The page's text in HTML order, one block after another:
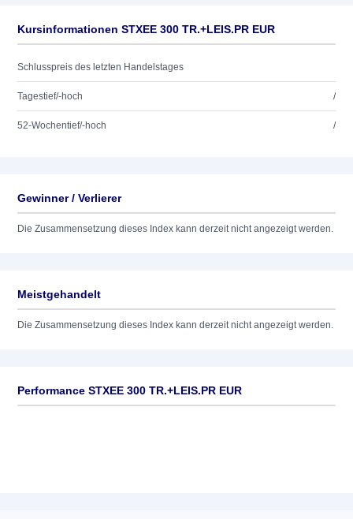
Kursinformationen STXEE 300 TR.+LEIS.PR EUR
Schlusspreis des letzten Handelstages
Tagestief/-hoch /
52-Wochentief/-hoch /
Gewinner / Verlierer
Die Zusammensetzung dieses Index kann derzeit nicht angezeigt werden.
Meistgehandelt
Die Zusammensetzung dieses Index kann derzeit nicht angezeigt werden.
Performance STXEE 300 TR.+LEIS.PR EUR